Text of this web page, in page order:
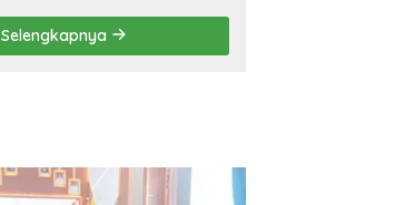
Selengkapnya